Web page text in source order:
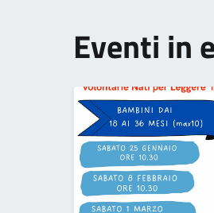
Eventi in